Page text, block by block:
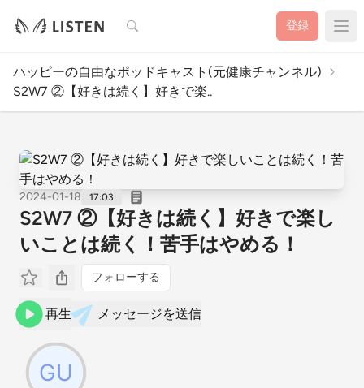
検索 登録
ハッピーの自由なポッドキャスト(元健康チャンネル)
S2W7 ②【好きは続く】好きで楽..
2024-01-18 17:03
S2W7 ②【好きは続く】好きで楽し
いことは続く！苦手はやめる！
フォローする
再生 メッセージを送信